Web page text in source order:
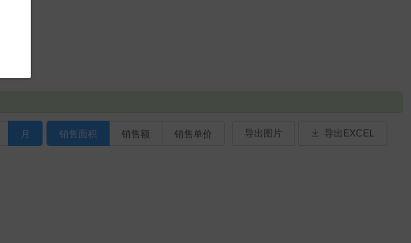
月 销售面积 销售额 销售单价 导出图片 导出EXCEL